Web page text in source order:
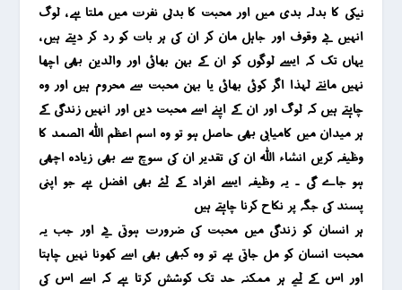
نیکی کا بدلہ بدی میں اور محبت کا بدلی نفرت میں ملتا ہے ، لوگ
انہیں بے وقوف اور جاہل مان کر ان کی ہر بات کو رد کر دیتے ہیں ،
یہاں تک کہ ایسے لوگوں کو ان کے بہن بھائی اور والدین بھی اچھا
نہیں مانتے لہذا اگر کوئی بھائی یا بہن محبت سے محروم ہیں اور وہ
چاہتے ہیں کہ لوگ اور ان کے اپنے اسے محبت دیں اور انہیں زندگی کے
ہر میدان میں کامیابی بھی حاصل ہو تو وہ اسم اعظم اللہ الصمد کا
وظیفہ کریں انشاء اللہ ان کی تقدیر ان کی سوچ سے بھی زیادہ اچھی
ہو جاے گی ۔ یہ وظیفہ ایسے افراد کے لئے بھی افضل ہے جو اپنی
پسند کی جگہ پر نکاح کرنا چاہتے ہیں
ہر انسان کو زندگی میں محبت کی ضرورت ہوتی یے اور جب یہ
محبت انسان کو مل جاتی ہے تو وہ کبھی بھی اسے کھونا نہیں چاہتا
اور اس کے لیے ہر ممکنہ حد تک کوشش کرتا ہے کہ اسے اس کی